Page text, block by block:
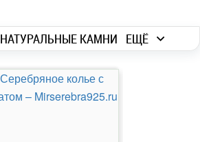
НАТУРАЛЬНЫЕ КАМНИ ЕЩЁ